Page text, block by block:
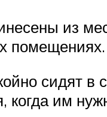
из
помещениях.
сидят в
когда им